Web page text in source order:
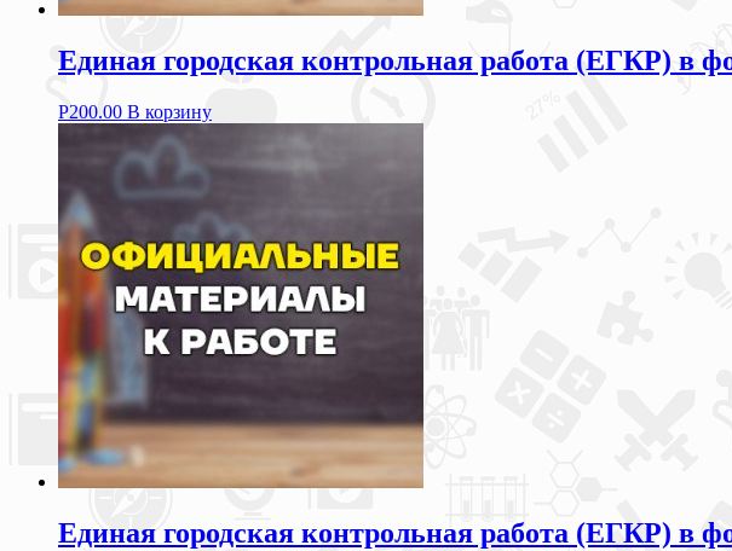
Единая городская контрольная работа (ЕГКР) в
Р200.00 В корзину
Единая городская контрольная работа (ЕГКР) в